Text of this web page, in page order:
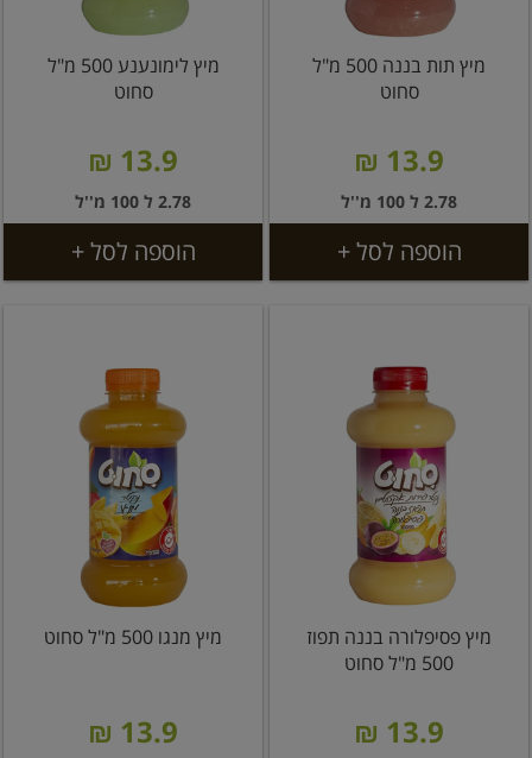
מיץ תות בננה 500 מ"ל
סחוט
13.9 ₪
2.78 ל 100 מ''ל
הוספה לסל +
מיץ לימונענע 500 מ"ל
סחוט
13.9 ₪
2.78 ל 100 מ''ל
הוספה לסל +
מיץ פסיפלורה בננה תפוז
500 מ"ל סחוט
13.9 ₪
מיץ מנגו 500 מ"ל סחוט
13.9 ₪